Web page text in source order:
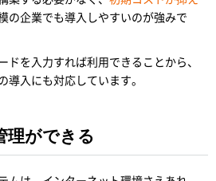
の企業でも導入しやすいのが強みで
を入力すれば利用できることから、
入にも対応しています。
理ができる